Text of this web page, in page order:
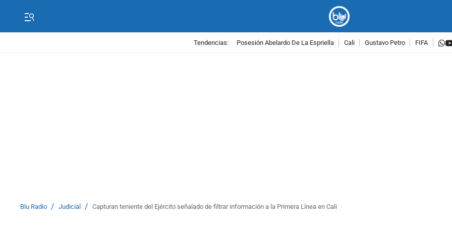
Tendencias: Posesión Abelardo De La Espriella Cali Gustavo Petro FIFA
Blu Radio / Judicial / Capturan teniente del Ejército señalado de filtrar información a la Primera Línea en Cali